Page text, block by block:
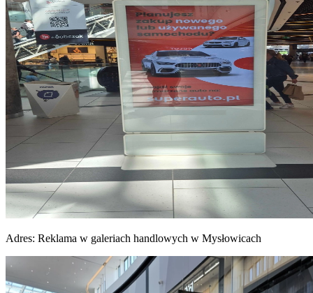
Adres: Reklama w galeriach handlowych w Mysłowicach